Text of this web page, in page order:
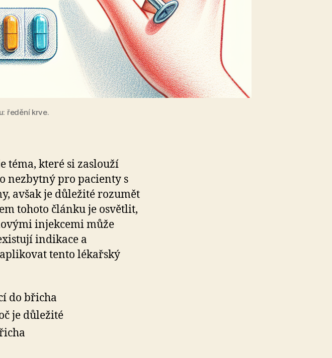
ředění krve.
téma, které si zaslouží
nezbytný pro pacienty s
avšak je důležité rozumět
tohoto článku je osvětlit,
injekcemi může
indikace a
tento lékařský
do břicha
je důležité